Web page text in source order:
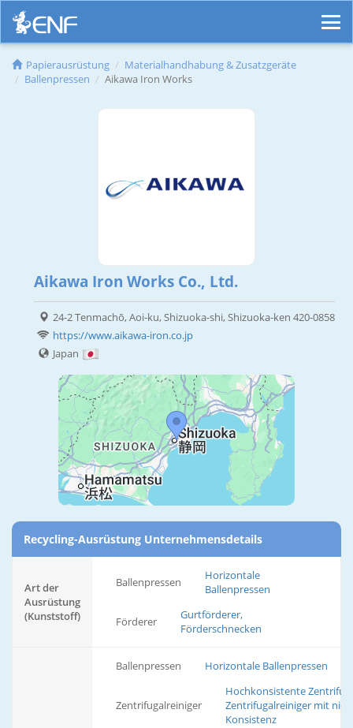
Papierausrüstung
Materialhandhabung & Zusatzgeräte
Ballenpressen
Aikawa Iron Works
Aikawa Iron Works Co., Ltd.
24-2 Tenmachō, Aoi-ku, Shizuoka-shi, Shizuoka-ken 420-0858
https://www.aikawa-iron.co.jp
Japan
Recycling-Ausrüstung Unternehmensdetails
Art der
Ausrüstung
(Kunststoff)
Ballenpressen
Horizontale
Ballenpressen
Förderer
Gurtförderer,
Förderschnecken
Ballenpressen Horizontale Ballenpressen
Zentrifugalreiniger
Hochkonsistente
Zentrifugalreiniger mit
Konsistenz